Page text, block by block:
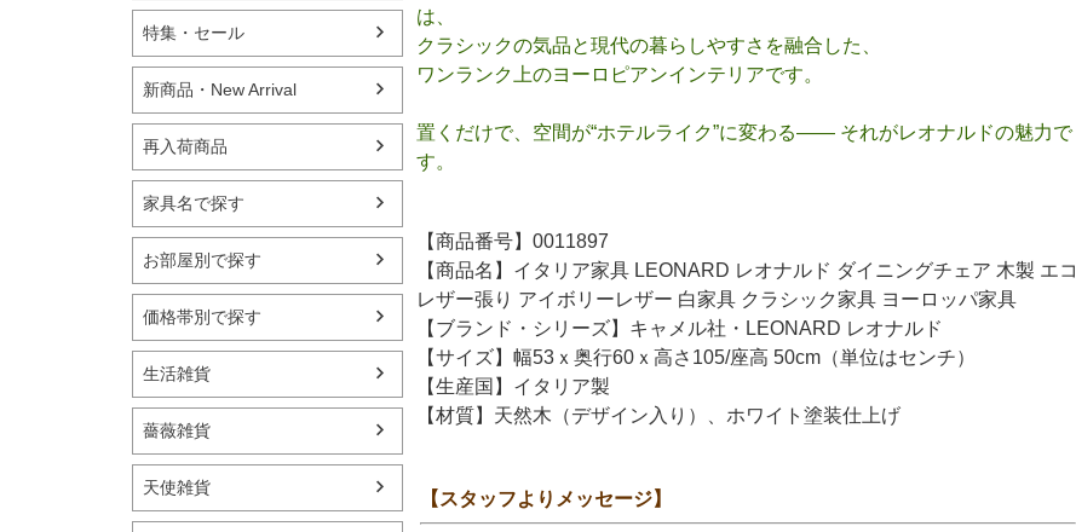
特集・セール
新商品・New Arrival
再入荷商品
家具名で探す
お部屋別で探す
価格帯別で探す
生活雑貨
薔薇雑貨
天使雑貨
は、
クラシックの気品と現代の暮らしやすさを融合した、
ワンランク上のヨーロピアンインテリアです。
置くだけで、空間が“ホテルライク”に変わる―― それがレオナルドの魅力で
す。
【商品番号】0011897
【商品名】イタリア家具 LEONARD レオナルド ダイニングチェア 木製 エコ
レザー張り アイボリーレザー 白家具 クラシック家具 ヨーロッパ家具
【ブランド・シリーズ】キャメル社・LEONARD レオナルド
【サイズ】幅53ｘ奥行60ｘ高さ105/座高 50cm（単位はセンチ）
【生産国】イタリア製
【材質】天然木（デザイン入り）、ホワイト塗装仕上げ
【スタッフよりメッセージ】